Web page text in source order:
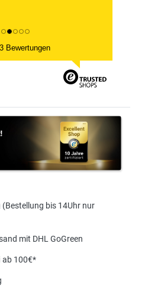
Bewertungen
bis 14Uhr nur
mit DHL GoGreen
ab 100€*